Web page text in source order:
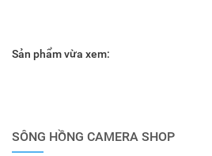
Sản phẩm vừa xem:
SÔNG HỒNG CAMERA SHOP